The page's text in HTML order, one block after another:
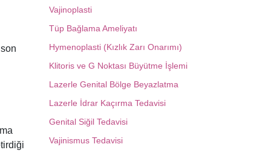
Vajinoplasti
Tüp Bağlama Ameliyatı
Hymenoplasti (Kızlık Zarı Onarımı)
Klitoris ve G Noktası Büyütme İşlemi
Lazerle Genital Bölge Beyazlatma
Lazerle İdrar Kaçırma Tedavisi
Genital Siğil Tedavisi
Vajinismus Tedavisi